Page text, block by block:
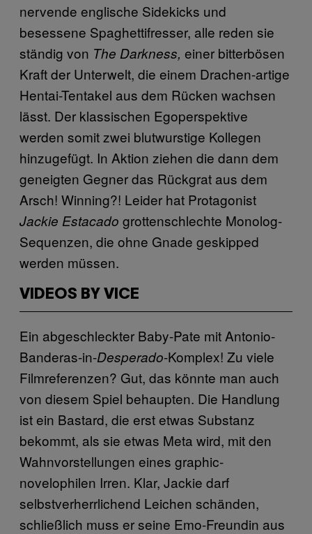
nervende englische Sidekicks und
besessene Spaghettifresser, alle reden sie
ständig von The Darkness, einer bitterbösen
Kraft der Unterwelt, die einem Drachen-artige
Hentai-Tentakel aus dem Rücken wachsen
lässt. Der klassischen Egoperspektive
werden somit zwei blutwurstige Kollegen
hinzugefügt. In Aktion ziehen die dann dem
geneigten Gegner das Rückgrat aus dem
Arsch! Winning?! Leider hat Protagonist
Jackie Estacado grottenschlechte Monolog-
Sequenzen, die ohne Gnade geskipped
werden müssen.
VIDEOS BY VICE
Ein abgeschleckter Baby-Pate mit Antonio-
Banderas-in-Desperado-Komplex! Zu viele
Filmreferenzen? Gut, das könnte man auch
von diesem Spiel behaupten. Die Handlung
ist ein Bastard, die erst etwas Substanz
bekommt, als sie etwas Meta wird, mit den
Wahnvorstellungen eines graphic-
novelophilen Irren. Klar, Jackie darf
selbstverherrlichend Leichen schänden,
schließlich muss er seine Emo-Freundin aus